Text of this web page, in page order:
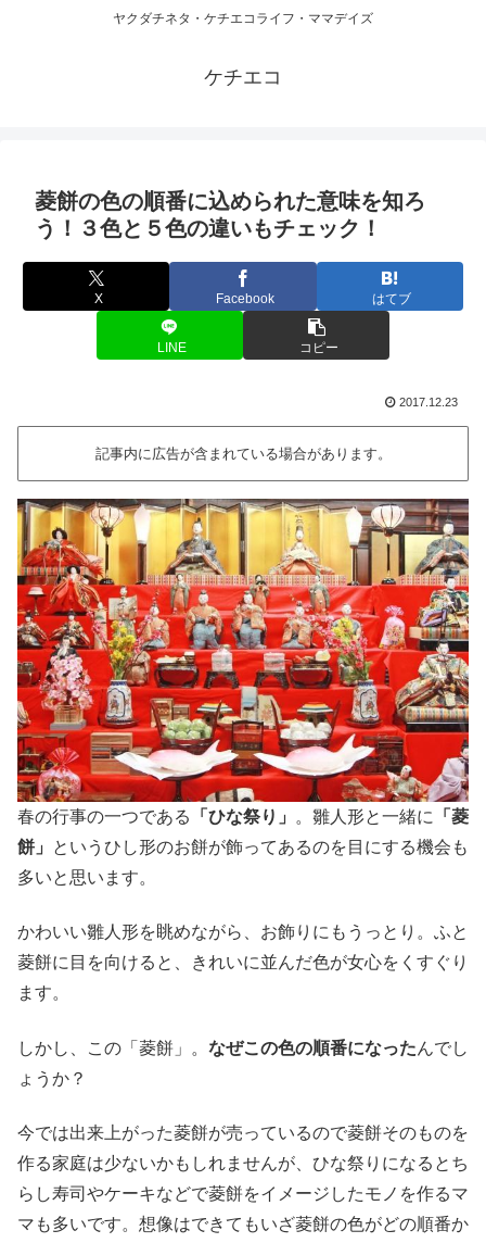
ヤクダチネタ・ケチエコライフ・ママデイズ
ケチエコ
菱餅の色の順番に込められた意味を知ろ
う！３色と５色の違いもチェック！
X Facebook はてブ
LINE コピー
2017.12.23
記事内に広告が含まれている場合があります。
春の行事の一つである 「ひな祭り」 。雛人形と一緒に
「菱
餅」
というひし形のお餅が飾ってあるのを目にする機会も
多いと思います。
かわいい雛人形を眺めながら、お飾りにもうっとり。ふと
菱餅に目を向けると、きれいに並んだ色が女心をくすぐり
ます。
しかし、この「菱餅」。 なぜこの色の順番になったんでし
ょうか？
今では出来上がった菱餅が売っているので菱餅そのものを
作る家庭は少ないかもしれませんが、ひな祭りになるとち
らし寿司やケーキなどで菱餅をイメージしたモノを作るマ
マも多いです。想像はできてもいざ菱餅の色がどの順番か